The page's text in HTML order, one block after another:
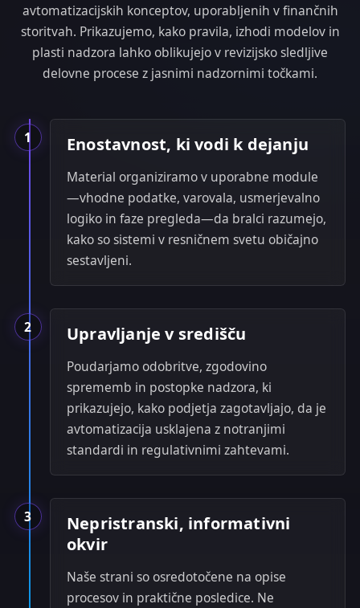
avtomatizacijskih konceptov, uporabljenih v finančnih
storitvah. Prikazujemo, kako pravila, izhodi modelov in
plasti nadzora lahko oblikujejo v revizijsko sledljive
delovne procese z jasnimi nadzornimi točkami.
1 Enostavnost, ki vodi k dejanju
Material organiziramo v uporabne module
—vhodne podatke, varovala, usmerjevalno
logiko in faze pregleda—da bralci razumejo,
kako so sistemi v resničnem svetu običajno
sestavljeni.
2 Upravljanje v središču
Poudarjamo odobritve, zgodovino
sprememb in postopke nadzora, ki
prikazujejo, kako podjetja zagotavljajo, da je
avtomatizacija usklajena z notranjimi
standardi in regulativnimi zahtevami.
3
Nepristranski, informativni
okvir
Naše strani so osredotočene na opise
procesov in praktične posledice. Ne